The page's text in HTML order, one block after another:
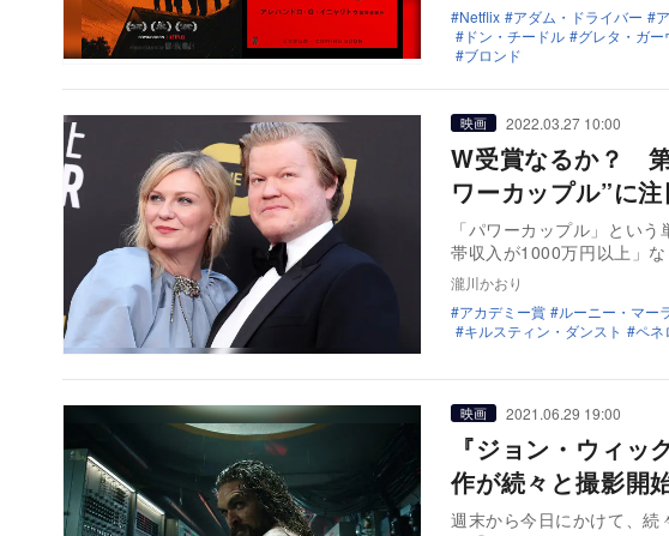
Netflix
アダム・ドライバー
ドン・チードル
グレタ・ガー
ブロンド
映画 2022.03.27 10:00
W受賞なるか？
ワーカップル”に注
「パワーカップル」とい
帯収入が1000万円以上」
瀧川かおり
アカデミー賞
ルーニー・マー
キルスティン・ダンスト
ペネ
映画 2021.06.29 19:00
『ジョン・ウィ
作が続々と撮影開
週末から今日にかけて、続